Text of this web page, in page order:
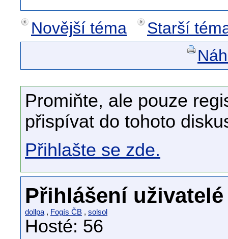
Novější téma
Starší
Promiňte, ale pouze
přispívat do tohoto
Přihlašte se zde.
Přihlášení uživatelé
dollpa, Fogís ČB , solsol
Hosté: 56